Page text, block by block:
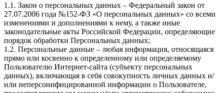
1.1. Закон о персональных данных – Федеральный закон от
27.07.2006 года №152-ФЗ «О персональных данных» со всеми
изменениями и дополнениями к нему, а также иные
законодательные акты Российской Федерации, определяющие
порядок обработки Персональных данных;
1.2. Персональные данные – любая информация, относящаяся
прямо или косвенно к определенному или определяемому
Пользователю Интернет-сайта (субъекту персональных
данных), включающая в себя совокупность личных данных и/
или неперсонифицированной информации о Пользователе,